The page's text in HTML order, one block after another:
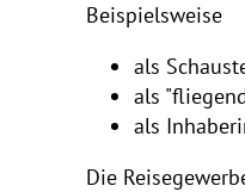
Beispielsweise
als
als
als
Die